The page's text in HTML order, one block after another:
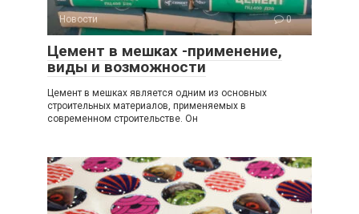
Новости 0
Цемент в мешках -применение,
виды и возможности
Цемент в мешках является одним из основных
строительных материалов, применяемых в
современном строительстве. Он